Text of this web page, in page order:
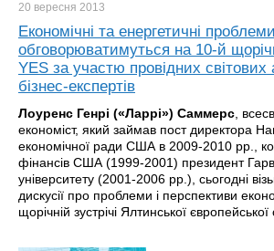
20 вересня 2013
Економічні та енергетичні проблеми
обговорюватимуться на 10-й
YES за участю провідних світових
бізнес-експертів
Лоуренс Генрі («Ларрі») Саммерс ,
економіст, який займав пост директора
економічної ради США в 2009-2010 рр.,
фінансів США (1999-2001) президент
університету (2001-2006 рр.), сьогодні
дискусії про проблеми і перспективи
щорічній зустрічі Ялтинської європейської